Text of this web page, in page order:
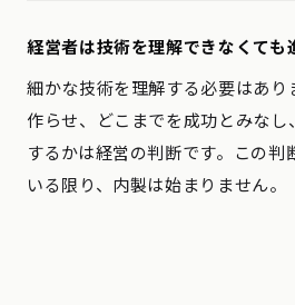
経営者は技術を理解できなくても
細かな技術を理解する必要はあり
作らせ、どこまでを成功とみな
するかは経営の判断です。この判
いる限り、内製は始まりません。